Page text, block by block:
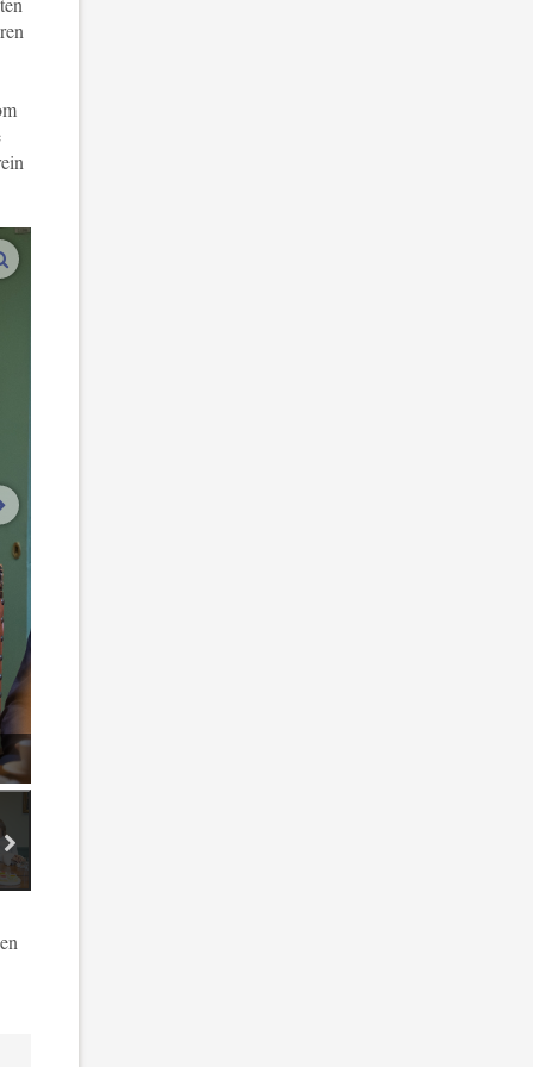
vergroot afbeeldingen
volgende afbeelding
5